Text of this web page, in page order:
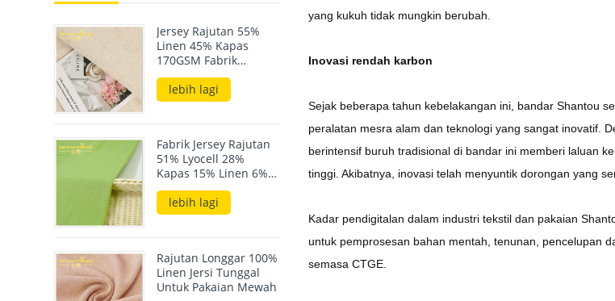
yang kukuh tidak mungkin berubah.
Inovasi rendah karbon
Sejak beberapa tahun kebelakangan ini, bandar Shantou
peralatan mesra alam dan teknologi yang sangat inovatif.
berintensif buruh tradisional di bandar ini memberi laluan
tinggi. Akibatnya, inovasi telah menyuntik dorongan yang
Kadar pendigitalan dalam industri tekstil dan pakaian
untuk pemprosesan bahan mentah, tenunan, pencelupan
semasa CTGE.
Jersey Rajutan 55%
Linen 45% Kapas
170GSM Fabrik
Campuran Untuk
Pakaian Musim Panas
lebih lagi
Fabrik Jersey Rajutan
51% Lyocell 28%
Kapas 15% Linen 6%
Elastane 190GSM
lebih lagi
Rajutan Longgar 100%
Linen Jersi Tunggal
Untuk Pakaian Mewah